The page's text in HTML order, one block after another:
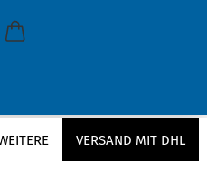
VERSAND MIT DHL